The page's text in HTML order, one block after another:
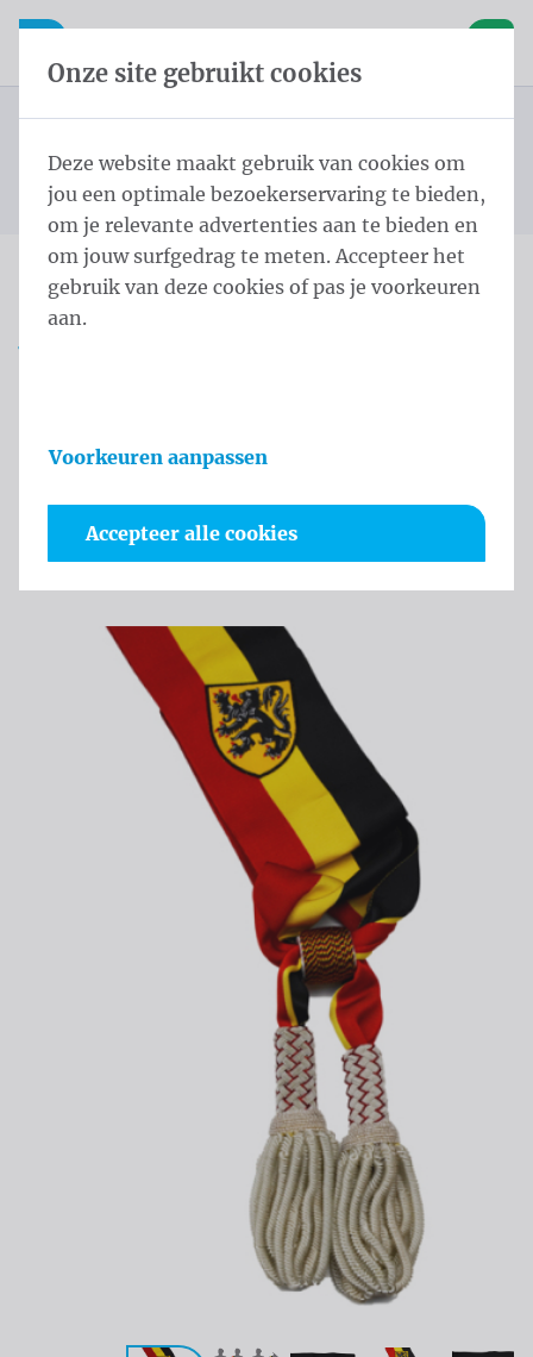
Inhoud overslaan
Taalkeuze overslaan
Open mobiele navigatie
U bevindt zich hier:
Startpagina
Producten
Protocol
Burgemeestersjerp
Burgemeestersjerp Vlaanderen Schoudersjerp L - 220
cm Schoudersjerp zijden kwasten Belgische driekleur
Geen
Burgemeestersjerp
zijden kwasten Belgische
driekleur Geen
Productinformatie
Onze site gebruikt cookies
Deze website maakt gebruik van cookies om
jou een optimale bezoekerservaring te bieden,
om je relevante advertenties aan te bieden en
om jouw surfgedrag te meten. Accepteer het
gebruik van deze cookies of pas je voorkeuren
aan.
Voorkeuren aanpassen
Accepteer alle cookies